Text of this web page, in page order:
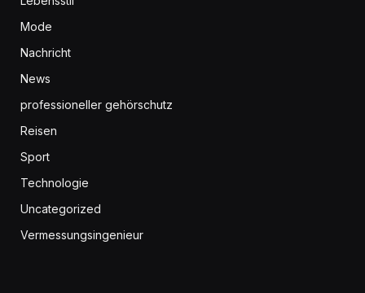
Mode
Nachricht
News
professioneller gehörschutz
Reisen
Sport
Technologie
Uncategorized
Vermessungsingenieur